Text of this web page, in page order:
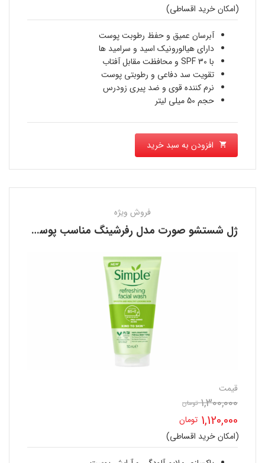
2,000,000 تومان
بود.
قیمت
فعلی
1,630,000 تومان
است.
(امکان خرید اقساطی)
آبرسان عمیق و حفظ رطوبت پوست
دارای هیالورونیک اسید و سرامید ها
با SPF 30 و محافظت مقابل آفتاب
تقویت سد دفاعی و رطوبتی پوست
نرم کننده قوی و ضد پیری زودرس
حجم 50 میلی لیتر
افزودن به سبد خرید
فروش ویژه
ژل شستشو صورت مدل رفرشینگ مناسب پوست حساس سیمپل SIMPLE
قیمت
1,300,000 تومان
اصلی
1,300,000 تومان
1,120,000 تومان
قیمت
(امکان خرید اقساطی)